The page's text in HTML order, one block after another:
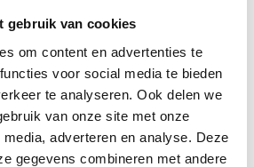
gebruik van cookies
om content en advertenties te
voor social media te bieden
te analyseren. Ook delen we
van onze site met onze
adverteren en analyse. Deze
gegevens combineren met andere
met zich meebrengen.
laten
de slimme
je boek